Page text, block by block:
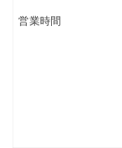
営業時間